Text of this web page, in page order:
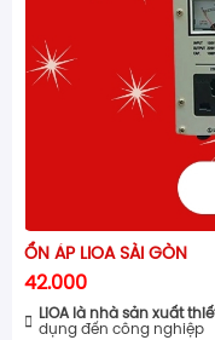
ỔN ÁP LIOA SÀI GÒN
42.000
LiOA là nhà sản xuất
dụng đến công nghiệp